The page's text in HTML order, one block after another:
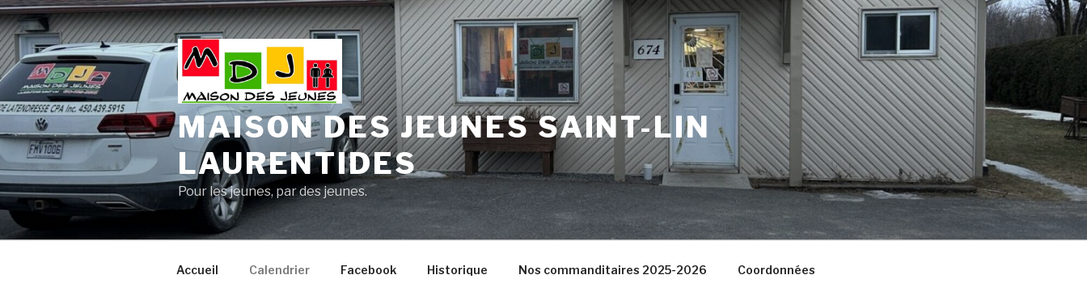
Aller
au
contenu
principal
MAISON DES JEUNES SAINT-LIN
LAURENTIDES
Pour les jeunes, par des jeunes.
Accueil Calendrier Facebook Historique Nos commanditaires 2025-2026 Coordonnées